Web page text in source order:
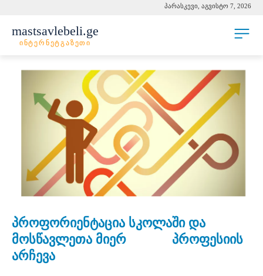
პარასკევი, აგვისტო 7, 2026
mastsavlebeli.ge
ინტერნეტგაზეთი
პროფორიენტაცია სკოლაში და
მოსწავლეთა მიერ პროფესიის
არჩევა